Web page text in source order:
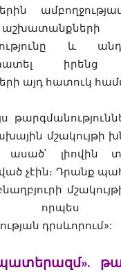
և
իրենց
այդ հատուկ
մշակույթի
ասած՝ լիովին
չէին։ Դրանք
որպես
դրսևորում»:
պատերազմ».